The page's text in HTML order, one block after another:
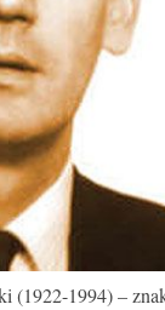
(1922-1994) –